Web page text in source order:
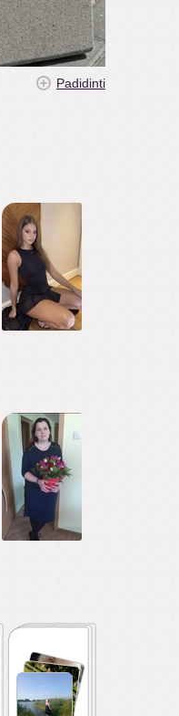
Padidinti